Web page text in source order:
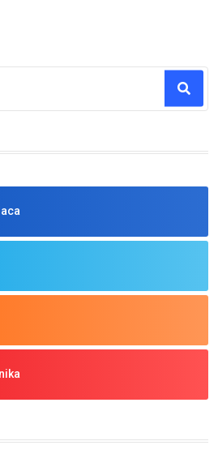
for results.